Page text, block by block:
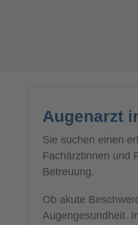
Augenarzt
Sie suchen einen
Fachärztinnen und
Betreuung.
Ob akute
Augengesundheit.